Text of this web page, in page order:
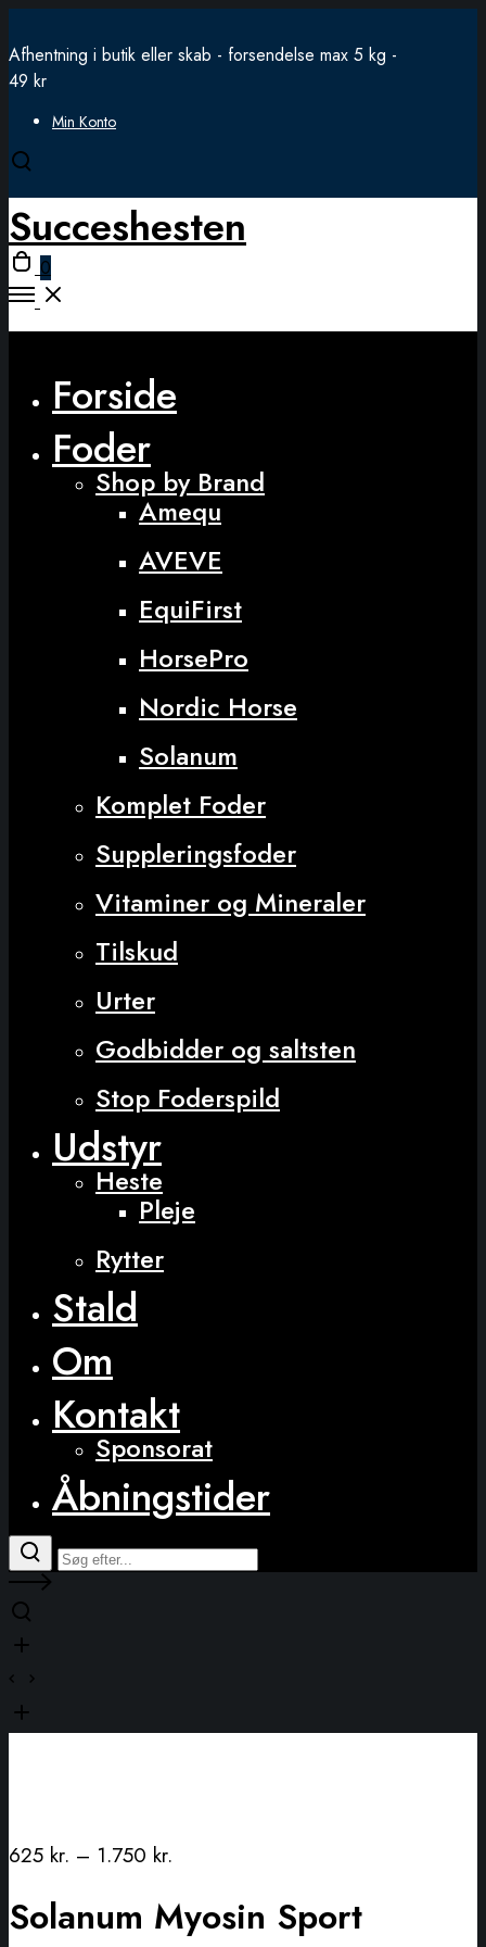
Afhentning i butik eller skab - forsendelse max 5 kg -
49 kr
Min Konto
Open
modal
Succeshesten
Open
cart
0
Open
Forside
Foder
Shop by Brand
Amequ
AVEVE
EquiFirst
HorsePro
Nordic Horse
Solanum
Komplet Foder
Suppleringsfoder
Vitaminer og Mineraler
Tilskud
Urter
Godbidder og saltsten
Stop Foderspild
Udstyr
Heste
Pleje
Rytter
Stald
Om
Kontakt
Sponsorat
Åbningstider
625 kr. – 1.750 kr.
Solanum Myosin Sport